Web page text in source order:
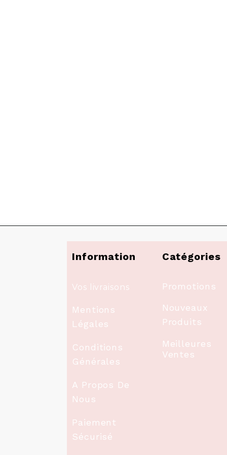
Information
Vos livraisons
Mentions
Légales
Conditions
Générales
A Propos De
Nous
Paiement
Sécurisé
Catégories
Promotions
Nouveaux
Produits
Meilleures
Ventes